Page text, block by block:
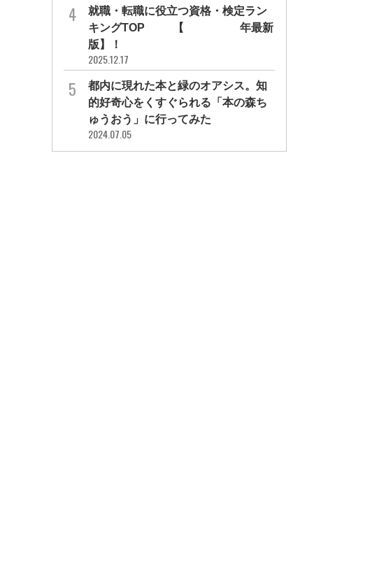
就職・転職に役立つ資格・検定ラン
キングTOP30【2026年最新
版】！
2025.12.17
都内に現れた本と緑のオアシス。知
的好奇心をくすぐられる「本の森ち
ゅうおう」に行ってみた
2024.07.05